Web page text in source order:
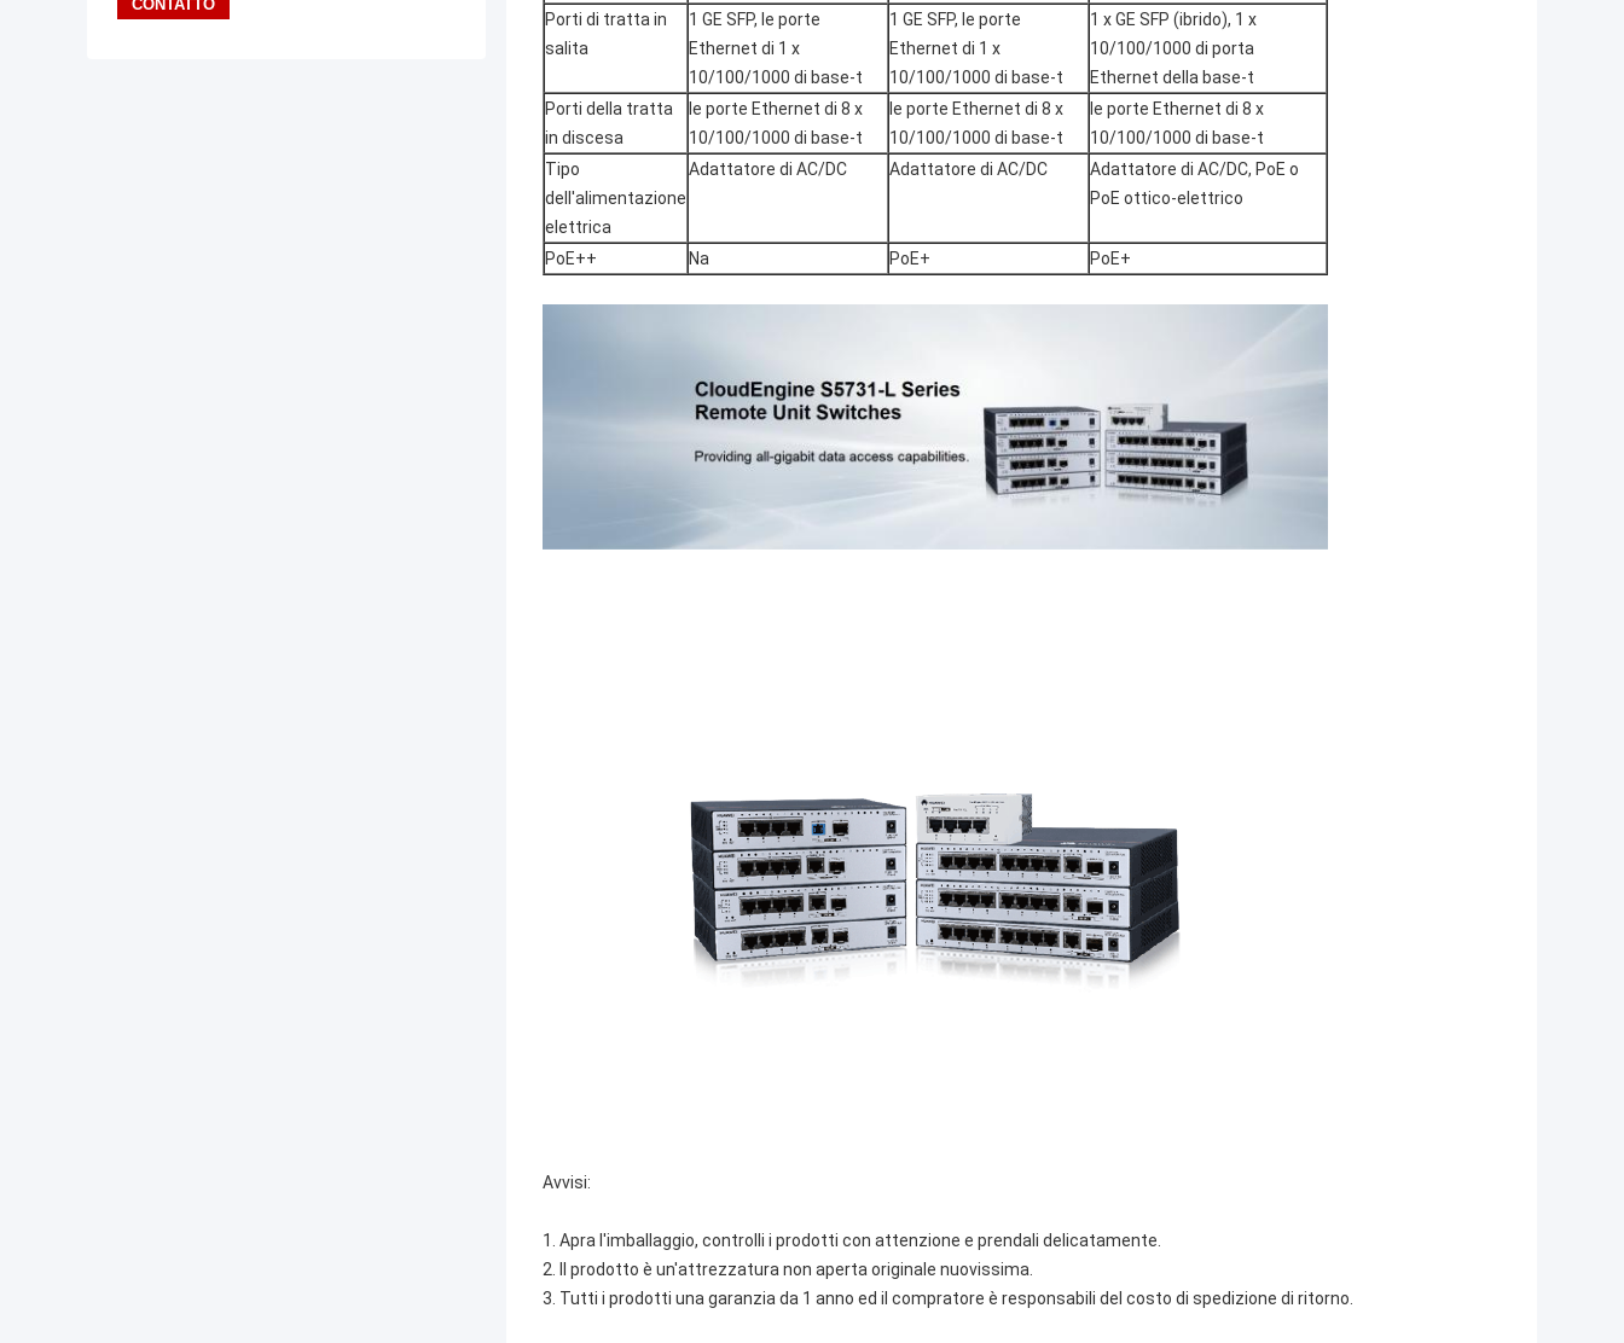
Porti di tratta in
salita
1 GE SFP, le porte
Ethernet di 1 x
10/100/1000 di base-t
1 GE SFP, le porte
Ethernet di 1 x
10/100/1000 di base-t
1 x GE SFP (ibrido), 1 x
10/100/1000 di porta
Ethernet della base-t
Porti della tratta
in discesa
le porte Ethernet di 8 x
10/100/1000 di base-t
le porte Ethernet di 8 x
10/100/1000 di base-t
le porte Ethernet di 8 x
10/100/1000 di base-t
Tipo
dell'alimentazione
elettrica
Adattatore di AC/DC Adattatore di AC/DC
Adattatore di AC/DC, PoE o
PoE ottico-elettrico
PoE++ Na PoE+ PoE+
Avvisi:
1. Apra l'imballaggio, controlli i prodotti con attenzione e prendali delicatamente.
2. Il prodotto è un'attrezzatura non aperta originale nuovissima.
3. Tutti i prodotti una garanzia da 1 anno ed il compratore è responsabili del costo di spedizione di ritorno.